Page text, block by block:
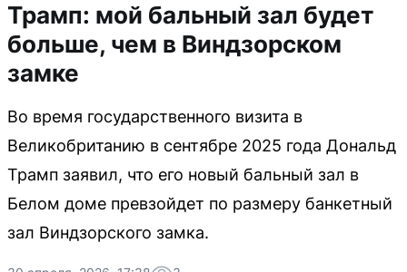
Трамп: мой бальный зал будет
больше, чем в Виндзорском
замке
Во время государственного визита в
Великобританию в сентябре 2025 года Дональд
Трамп заявил, что его новый бальный зал в
Белом доме превзойдет по размеру банкетный
зал Виндзорского замка.